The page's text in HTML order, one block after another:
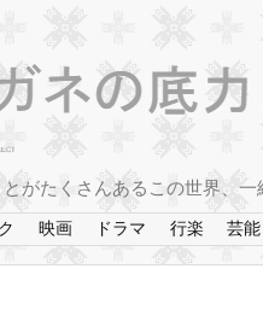
がたくさんあるこの世界、一
映画 ドラマ 行楽 芸能